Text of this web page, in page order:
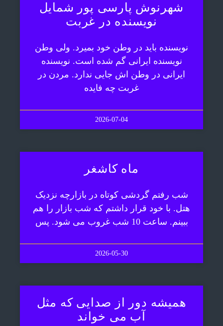
شهرنوش پارسی پور شمایل
نویسنده در غربت
نویسنده باید در وطن خود بمیرد. ولی وطن
نویسنده ایرانی گم شده است. نویسنده
ایرانی در وطن اش جایی ندارد. مردن در
غربت چه فایده
2026-07-04
ماه کاشغر
شب رفتم گردشی کوتاه در بازارچه نزدیک
هتل. با خود قرار داشتم که شب بازار را هم
ببینم. ساعت 10 شب غروب می شود. پس
2026-05-30
همیشه دور از صدایی که مثل
آب می خواند